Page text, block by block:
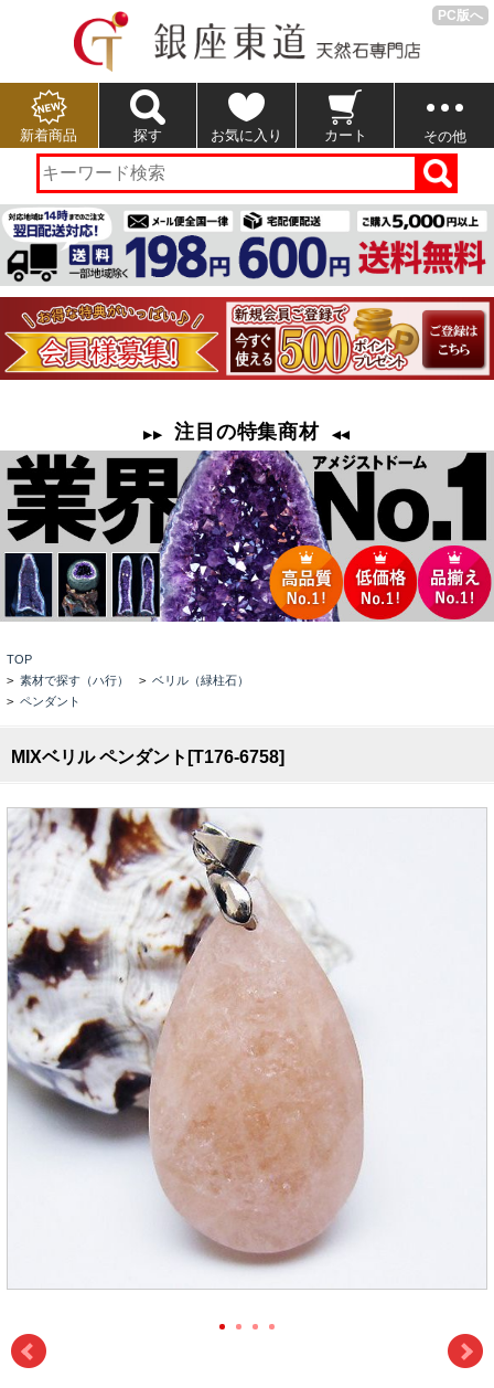
PC版へ
新着商品 探す お気に入り カート その他
TOP
> 素材で探す（ハ行） > ベリル（緑柱石）
> ペンダント
MIXベリル ペンダント[T176-6758]